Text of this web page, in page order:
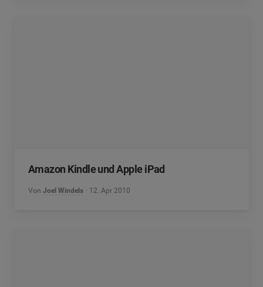
Amazon Kindle und Apple iPad
Von Joel Windels 12. Apr 2010